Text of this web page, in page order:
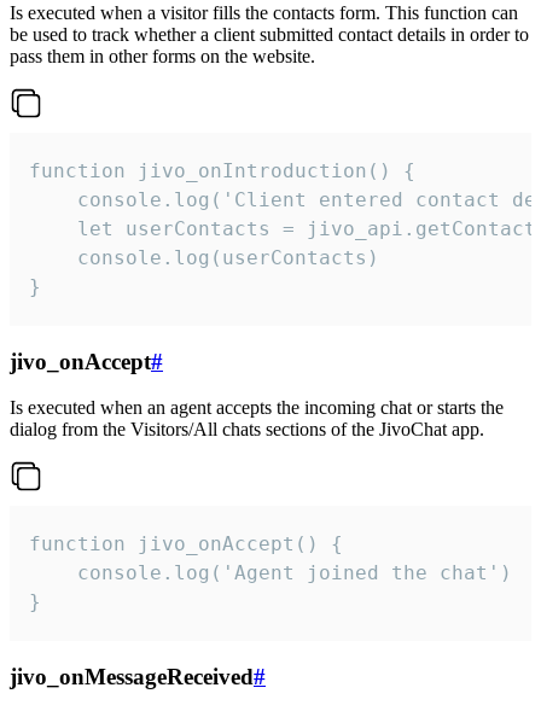
Is executed when a visitor fills the contacts form. This function can
be used to track whether a client submitted contact details in order to
pass them in other forms on the website.
function jivo_onIntroduction() {
console.log('Client entered contact
let userContacts =
    console.log(userContacts)
}
jivo_onAccept#
Is executed when an agent accepts the incoming chat or starts the
dialog from the Visitors/All chats sections of the JivoChat app.
function jivo_onAccept() {
}
jivo_onMessageReceived#